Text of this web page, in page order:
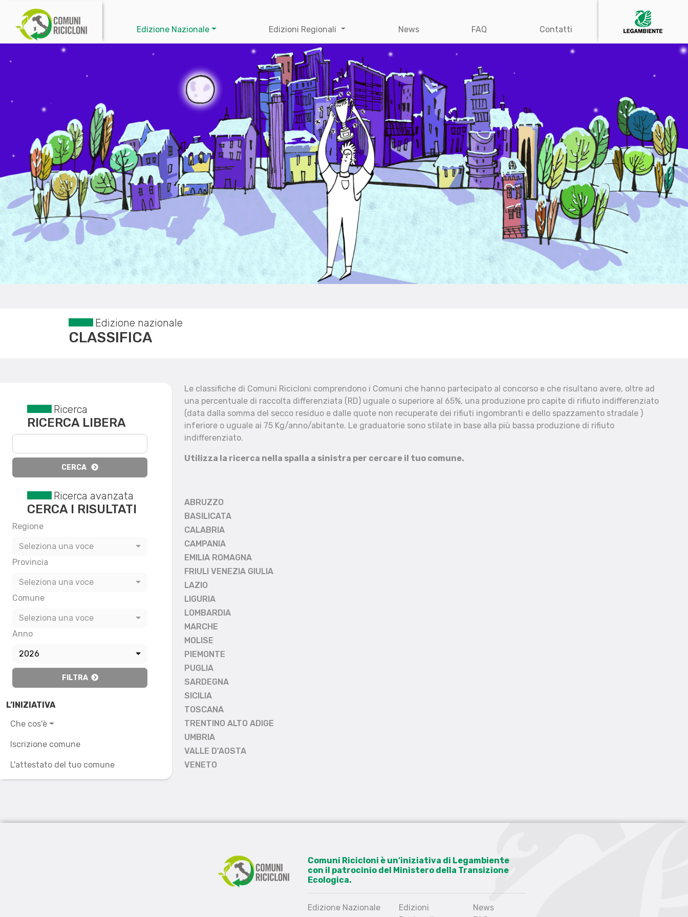
Edizione Nazionale Edizioni Regionali News FAQ Contatti
Edizione nazionale
CLASSIFICA
Reset filtri
Ricerca
RICERCA LIBERA
CERCA
Ricerca avanzata
CERCA I RISULTATI
Regione
Seleziona una voce
Provincia
Seleziona una voce
Comune
Seleziona una voce
Anno
2026
FILTRA
L’INIZIATIVA
Che cos'è
Iscrizione comune
L'attestato del tuo comune
Le classifiche di Comuni Ricicloni comprendono i Comuni che hanno partecipato al concorso e che risultano avere, oltre ad
una percentuale di raccolta differenziata (RD) uguale o superiore al 65%, una produzione pro capite di rifiuto indifferenziato
(data dalla somma del secco residuo e dalle quote non recuperate dei rifiuti ingombranti e dello spazzamento stradale )
inferiore o uguale ai 75 Kg/anno/abitante. Le graduatorie sono stilate in base alla più bassa produzione di rifiuto
indifferenziato.
Utilizza la ricerca nella spalla a sinistra per cercare il tuo comune.
ABRUZZO
BASILICATA
CALABRIA
CAMPANIA
EMILIA ROMAGNA
FRIULI VENEZIA GIULIA
LAZIO
LIGURIA
LOMBARDIA
MARCHE
MOLISE
PIEMONTE
PUGLIA
SARDEGNA
SICILIA
TOSCANA
TRENTINO ALTO ADIGE
UMBRIA
VALLE D'AOSTA
VENETO
Comuni Ricicloni è un’iniziativa di Legambiente
con il patrocinio del Ministero della Transizione
Ecologica.
Edizione Nazionale
Edizioni
News